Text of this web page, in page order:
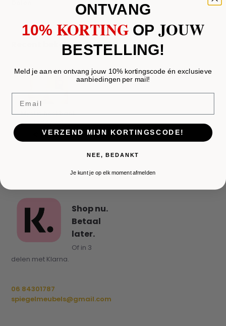
Recent bekeken
Mystic hoekbank
teddy wit
€ 1.695,-
Shop nu.
Betaal
later.
Of in 3
delen met Klarna.
06 84301787
spiegelmeubels@gmail.com
ONTVANG
10% KORTING OPJOUW
BESTELLING!
Meld je aan en ontvang jouw 10% kortingscode én exclusieve
aanbiedingen per mail!
VERZEND MIJN KORTINGSCODE!
NEE, BEDANKT
Je kunt je op elk moment afmelden